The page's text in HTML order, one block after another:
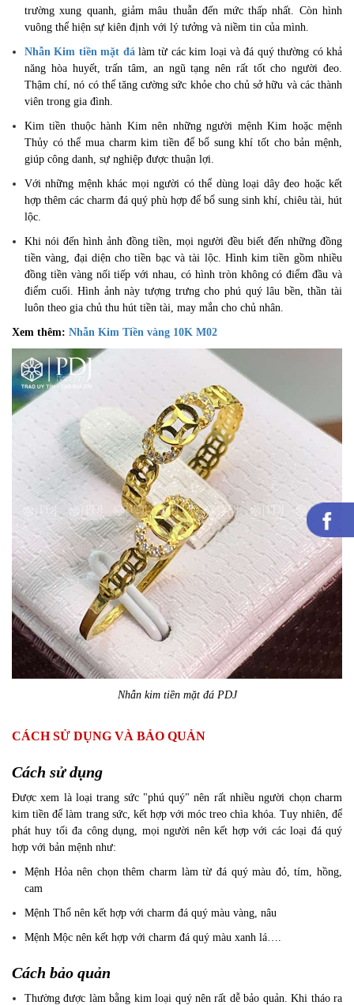
trường xung quanh, giảm mâu thuẫn đến mức thấp nhất. Còn hình
vuông thể hiện sự kiên định với lý tưởng và niềm tin của mình.
Nhẫn Kim tiền mặt đálàm từ các kim loại và đá quý thường có khả
năng hòa huyết, trấn tâm, an ngũ tạng nên rất tốt cho người đeo.
Thậm chí, nó có thể tăng cường sức khỏe cho chủ sở hữu và các thành
viên trong gia đình.
Kim tiền thuộc hành Kim nên những người mệnh Kim hoặc mệnh
Thủy có thể mua charm kim tiền để bổ sung khí tốt cho bản mệnh,
giúp công danh, sự nghiệp được thuận lợi.
Với những mệnh khác mọi người có thể dùng loại dây đeo hoặc kết
hợp thêm các charm đá quý phù hợp để bổ sung sinh khí, chiêu tài, hút
lộc.
Khi nói đến hình ảnh đồng tiền, mọi người đều biết đến những đồng
tiền vàng, đại diện cho tiền bạc và tài lộc. Hình kim tiền gồm nhiều
đồng tiền vàng nối tiếp với nhau, có hình tròn không có điểm đầu và
điểm cuối. Hình ảnh này tượng trưng cho phú quý lâu bền, thần tài
luôn theo gia chủ thu hút tiền tài, may mắn cho chủ nhân.
​Xem thêm: Nhẫn Kim Tiền vàng 10K M02
Nhẫn kim tiền mặt đá PDJ
CÁCH SỬ DỤNG VÀ BẢO QUẢN
Cách sử dụng
Được xem là loại trang sức "phú quý" nên rất nhiều người chọn charm
kim tiền để làm trang sức, kết hợp với móc treo chìa khóa. Tuy nhiên, để
phát huy tối đa công dụng, mọi người nên kết hợp với các loại đá quý
hợp với bản mệnh như:
Mệnh Hỏa nên chọn thêm charm làm từ đá quý màu đỏ, tím, hồng,
cam
Mệnh Thổ nên kết hợp với charm đá quý màu vàng, nâu
Mệnh Mộc nên kết hợp với charm đá quý màu xanh lá….
Cách bảo quản
Thường được làm bằng kim loại quý nên rất dễ bảo quản. Khi tháo ra